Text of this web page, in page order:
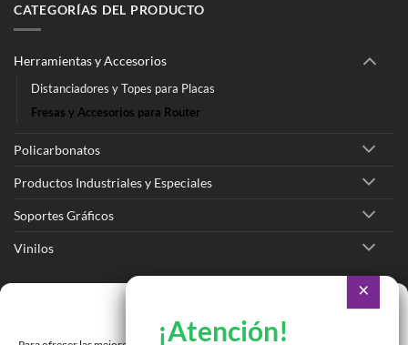
CATEGORÍAS DEL PRODUCTO
Herramientas y Accesorios
Distanciadores y Topes para Placas
Fresas y Accesorios para Router
Policarbonatos
Productos Industriales y Especiales
Soportes Gráficos
Vinilos